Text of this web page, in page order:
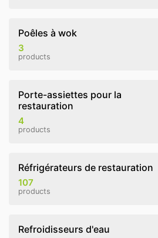
Poêles à wok
3
products
Porte-assiettes pour la
restauration
4
products
Réfrigérateurs de restauration
107
products
Refroidisseurs d'eau